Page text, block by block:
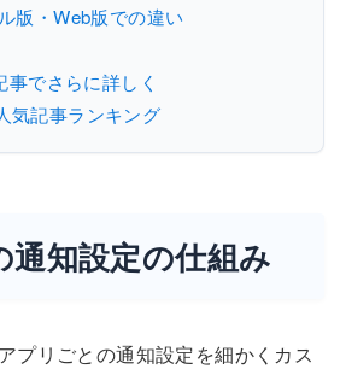
版・Web版での違い
事でさらに詳しく
気記事ランキング
知設定の仕組み
プリごとの通知設定を細かくカス